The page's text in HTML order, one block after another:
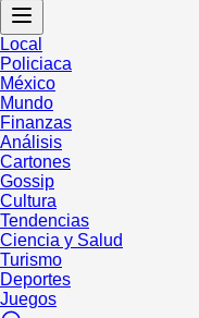
Local
Policiaca
México
Mundo
Finanzas
Análisis
Cartones
Gossip
Cultura
Tendencias
Ciencia y Salud
Turismo
Deportes
Juegos